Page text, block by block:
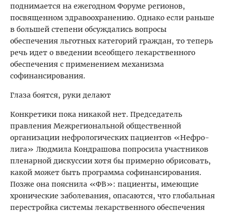
поднимается на ежегодном Форуме регионов,
посвященном здравоохранению. Однако если раньше
в большей степени обсуждались вопросы
обеспечения льготных категорий граждан, то теперь
речь идет о введении всеобщего лекарственного
обеспечения с применением механизма
софинансирования.
Глаза боятся, руки делают
Конкретики пока никакой нет. Председатель
правления Межрегиональной общественной
организации нефрологических пациентов «Нефро-
лига» Людмила Кондрашова попросила участников
пленарной дискуссии хотя бы примерно обрисовать,
какой может быть программа софинансирования.
Позже она пояснила «ФВ»: пациенты, имеющие
хронические заболевания, опасаются, что глобальная
перестройка системы лекарственного обеспечения